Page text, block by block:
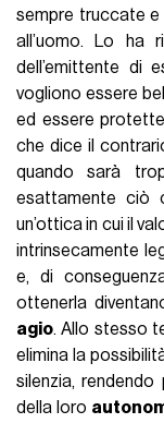
sempre truccate e
all’uomo. Lo ha
dell’emittente di
vogliono essere
ed essere
che dice il
quando sarà
esattamente ciò
un’ottica in cui il
intrinsecamente
e, di
ottenerla
agio. Allo stesso
elimina la
silenzia,
della loro